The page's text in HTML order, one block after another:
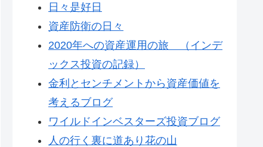
日々是好日
資産防衛の日々
2020年への資産運用の旅 （インデ
ックス投資の記録）
金利とセンチメントから資産価値を
考えるブログ
ワイルドインベスターズ投資ブログ
人の行く裏に道あり花の山